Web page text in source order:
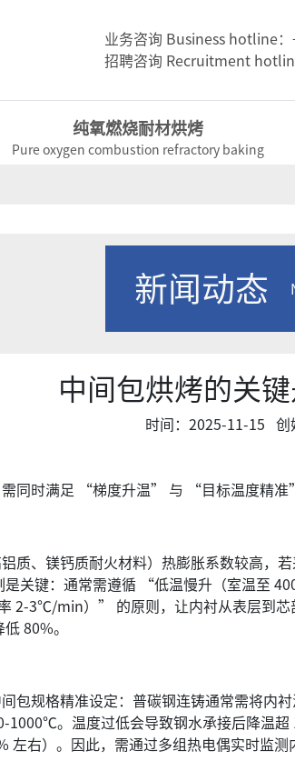
业务咨询 Business hotline：
招聘咨询 Recruitment
纯氧燃烧耐材烘烤
Pure oxygen combustion refractory baking
新闻动态
中间包烘烤的关键
时间：2025-11-15 创
时满足 “梯度升温” 与 “目标温度精准”
、镁钙质耐火材料）热膨胀系数较高，
是关键：通常需遵循 “低温慢升（室温至
3℃/min）” 的原则，让内衬从表层到芯
80%。
规格精准设定：普碳钢连铸通常需将内
1000℃。温度过低会导致钢水承接后降温
左右）。因此，需通过多组热电偶实时监